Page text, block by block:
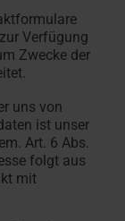
Verfügung
Zwecke der
uns von
ist unser
Art. 6 Abs.
folgt aus
mit